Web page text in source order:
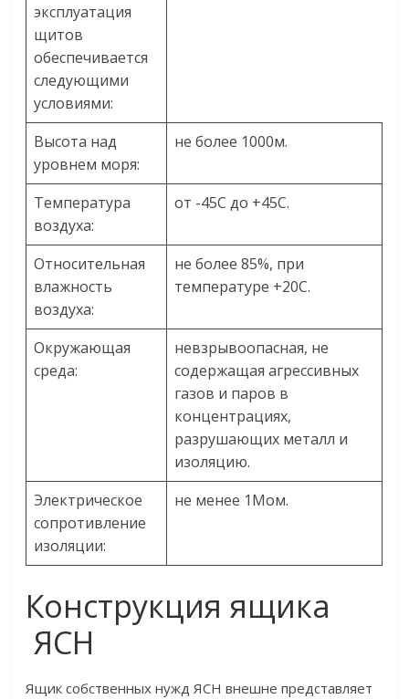
эксплуатация
щитов
обеспечивается
следующими
условиями:
Высота над
уровнем моря:
не более 1000м.
Температура
воздуха:
от -45С до +45С.
Относительная
влажность
воздуха:
не более 85%, при
температуре +20С.
Окружающая
среда:
невзрывоопасная, не
содержащая агрессивных
газов и паров в
концентрациях,
разрушающих металл и
изоляцию.
Электрическое
сопротивление
изоляции:
не менее 1Мом.
Конструкция ящика
ЯСН
Ящик собственных нужд ЯСН внешне представляет